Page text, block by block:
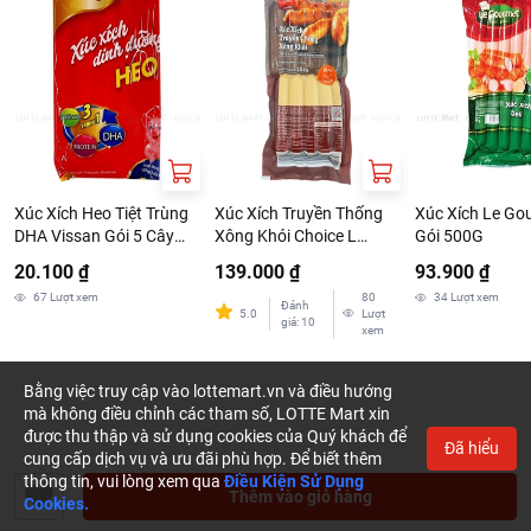
Thêm vào giỏ hàng
https://www.lottemart.vn/vi-nsg/faq/39
Xúc Xích Heo Tiệt Trùng
DHA Vissan Gói 5 Cây
20.100 ₫
67 Lượt xem
Xúc Xích Truyền Thống
Xông Khói Choice L
139.000 ₫
5.0
Đánh
giá: 10
80
Lượt
xem
Xúc Xích Le
Gói 500G
93.900 ₫
34Lượt xem
Bằng việc truy cập vào lottemart.vn và điều hướng
mà không điều chỉnh các tham số, LOTTE Mart xin
được thu thập và sử dụng cookies của Quý khách để
cung cấp dịch vụ và ưu đãi phù hợp. Để biết thêm
thông tin, vui lòng xem quaĐiều Kiện Sử Dụng
Cookies.
Đã hiểu